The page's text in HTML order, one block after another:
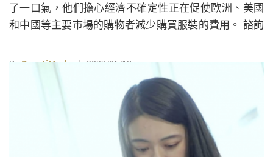
了一口氣，他們擔心經濟不確定性正在促使歐洲、美國
和中國等主要市場的購物者減少購買服裝的費用。 諮詢
「擁有清晰、獨特的品牌和非常明確的價值主張（產品
品質是關鍵）的零售商，將在更艱難的環境中脫穎而
By BeautiMode | 2023/06/18